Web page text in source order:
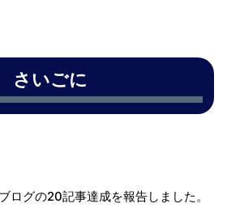
さいごに
ログの20記事達成を報告しました。